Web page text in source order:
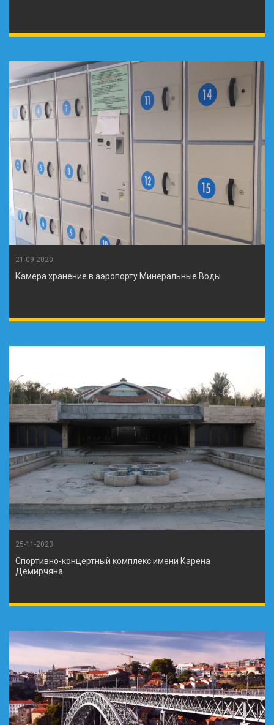
21-09-2020
Камера хранение в аэропорту Минеральные Воды
25-11-2023
Спортивно-концертный комплекс имени Карена
Демирчяна